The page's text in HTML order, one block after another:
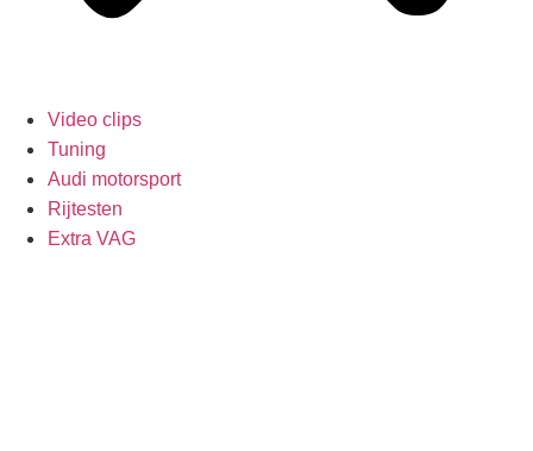
Video clips
Tuning
Audi motorsport
Rijtesten
Extra VAG